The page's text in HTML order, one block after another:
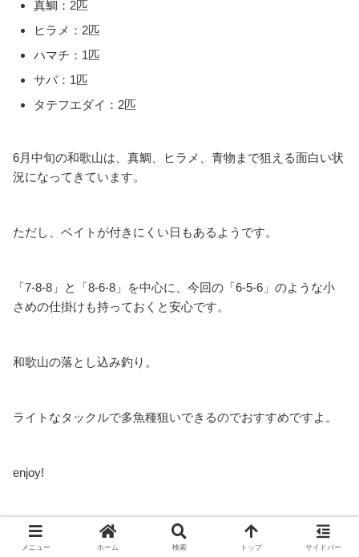
真鯛：2匹
ヒラメ：2匹
ハマチ：1匹
サバ：1匹
タテフエダイ：2匹
6月中旬の和歌山は、真鯛、ヒラメ、青物まで狙える面白い状
況になってきています。
ただし、ベイトが付きにくい日もあるようです。
「7-8-8」と「8-6-8」を中心に、今回の「6-5-6」のような小
さめの仕掛けも持っておくと安心です。
和歌山の落とし込み釣り。
ライトなタックルで多魚種狙いできるのでおすすめですよ。
enjoy!
定番のおすすめ仕掛け1（アジ針7-8-8）
↓↓↓
メニュー ホーム 検索 トップ サイドバー